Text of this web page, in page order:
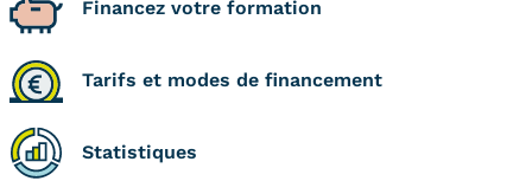
Financez votre formation
Tarifs et modes de financement
Statistiques